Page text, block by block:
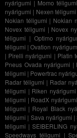
nyárigumi | Momo téligumi
nyárigumi | Nexen téligumi
Nokian téligumi | Nokian
Novex téligumi | Novex
téligumi | Optimo
téligumi |Ovation
| Pirelli nyárigumi | Platin
Pneus Ovada nyárigumi |
téligumi | Powertrac
Radar téligumi | Radar
téligumi | Riken nyárigumi
téligumi | RoadX nyárigumi
téligumi | Royal Black
téligumi | Sava nyárigumi |
téligumi |SEIBERLING
Speedways téligumi |